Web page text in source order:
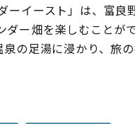
ーイースト」は、富良
ー畑を楽しむことが
の足湯に浸かり、旅